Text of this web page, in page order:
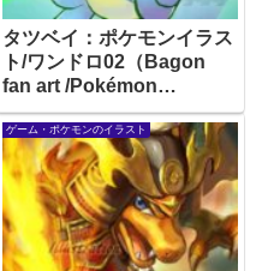
タツベイ：ポケモンイラス
ト/ワンドロ02（Bagon
fan art /Pokémon
illustration）
ゲーム・ポケモンのイラスト